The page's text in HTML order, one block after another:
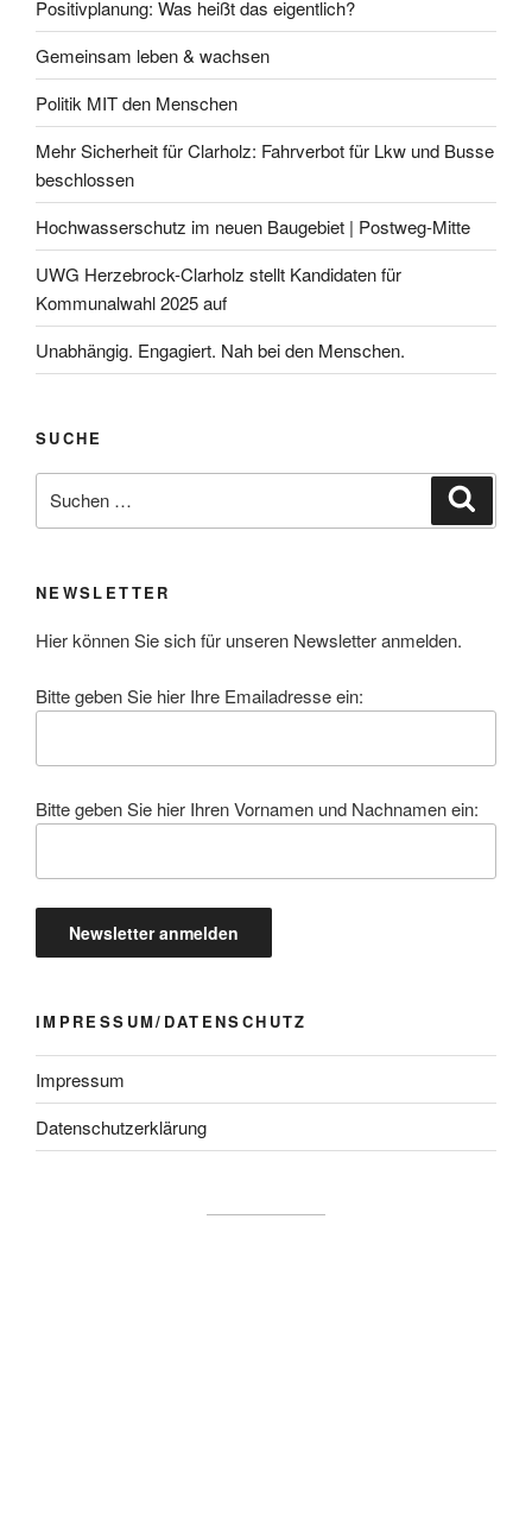
Positivplanung: Was heißt das eigentlich?
Gemeinsam leben & wachsen
Politik MIT den Menschen
Mehr Sicherheit für Clarholz: Fahrverbot für Lkw und Busse
beschlossen
Hochwasserschutz im neuen Baugebiet | Postweg-Mitte
UWG Herzebrock-Clarholz stellt Kandidaten für
Kommunalwahl 2025 auf
Unabhängig. Engagiert. Nah bei den Menschen.
SUCHE
nach:
NEWSLETTER
Hier können Sie sich für unseren Newsletter anmelden.
Bitte geben Sie hier Ihre Emailadresse ein:
Bitte geben Sie hier Ihren Vornamen und Nachnamen ein:
IMPRESSUM/DATENSCHUTZ
Impressum
Datenschutzerklärung